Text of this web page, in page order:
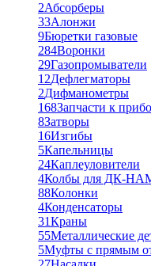
2Абсорберы
33Алонжи
9Бюретки газовые
284Воронки
29Газопромыватели
12Дефлегматоры
2Дифманометры
168Запчасти к
8Затворы
16Изгибы
5Капельницы
24Каплеуловители
4Колбы для ДК-
88Колонки
4Конденсаторы
31Краны
55Металлические
5Муфты с прямым